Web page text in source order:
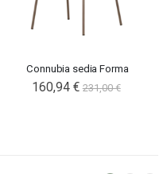
Connubia sedia Forma
160,94 € 231,00 €